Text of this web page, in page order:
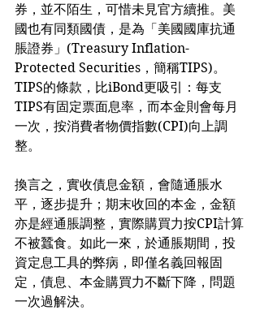
券，並不陌生，可惜未見官方續推。美
國也有同類國債，是為「美國國庫抗通
脹證券」(Treasury Inflation-
Protected Securities，簡稱TIPS)。
TIPS的條款，比iBond更吸引：每支
TIPS有固定票面息率，而本金則會每月
一次，按消費者物價指數(CPI)向上調
整。
換言之，實收債息金額，會隨通脹水
平，逐步提升；期末收回的本金，金額
亦是經通脹調整，實際購買力按CPI計算
不被蠶食。如此一來，於通脹期間，投
資定息工具的弊病，即僅名義回報固
定，債息、本金購買力不斷下降，問題
一次過解決。